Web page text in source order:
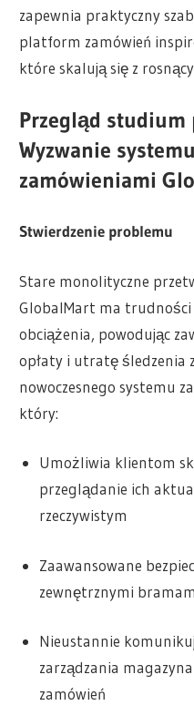
zapewnia praktyczny
platform zamówień
które skalują się z
Przegląd studium
Wyzwanie
zamówieniami
Stwierdzenie problemu
Stare monolityczne
GlobalMart ma trudności
obciążenia, powodując
opłaty i utratę śledzenia
nowoczesnego systemu
który:
Umożliwia klientom
przeglądanie ich
rzeczywistym
Zaawansowane
zewnętrznymi
Nieustannie
zarządzania
zamówień